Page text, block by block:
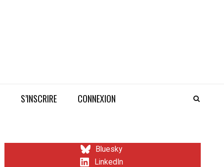
S’INSCRIRE CONNEXION
Bluesky
LinkedIn